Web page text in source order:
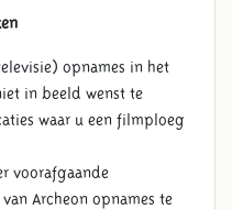
opnames in het
in beeld wenst te
waar u een filmploeg
voorafgaande
Archeon opnames te